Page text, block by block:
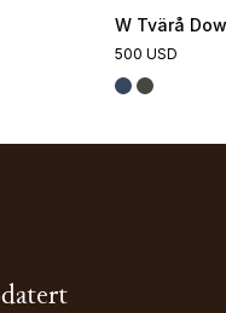
W Tvärå
500 USD